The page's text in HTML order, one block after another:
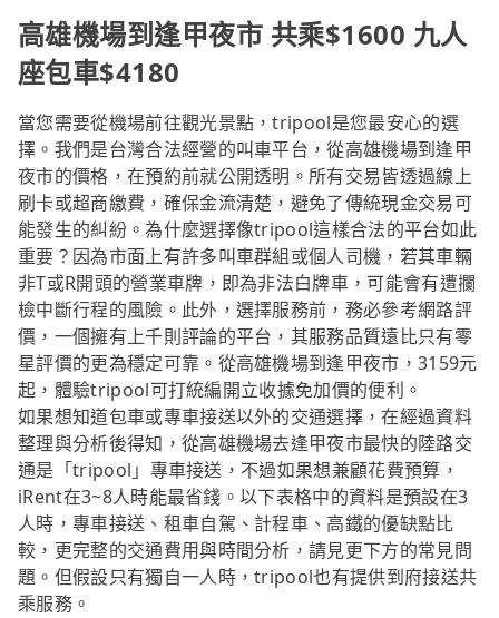
高雄機場到逢甲夜市 共乘$1600 九人
座包車$4180
當您需要從機場前往觀光景點，tripool是您最安心的選
擇。我們是台灣合法經營的叫車平台，從高雄機場到逢甲
夜市的價格，在預約前就公開透明。所有交易皆透過線上
刷卡或超商繳費，確保金流清楚，避免了傳統現金交易可
能發生的糾紛。為什麼選擇像tripool這樣合法的平台如此
重要？因為市面上有許多叫車群組或個人司機，若其車輛
非T或R開頭的營業車牌，即為非法白牌車，可能會有遭攔
檢中斷行程的風險。此外，選擇服務前，務必參考網路評
價，一個擁有上千則評論的平台，其服務品質遠比只有零
星評價的更為穩定可靠。從高雄機場到逢甲夜市，3159元
起，體驗tripool可打統編開立收據免加價的便利。
如果想知道包車或專車接送以外的交通選擇，在經過資料
整理與分析後得知，從高雄機場去逢甲夜市最快的陸路交
通是「tripool」專車接送，不過如果想兼顧花費預算，
iRent在3~8人時能最省錢。以下表格中的資料是預設在3
人時，專車接送、租車自駕、計程車、高鐵的優缺點比
較，更完整的交通費用與時間分析，請見更下方的常見問
題。但假設只有獨自一人時，tripool也有提供到府接送共
乘服務。